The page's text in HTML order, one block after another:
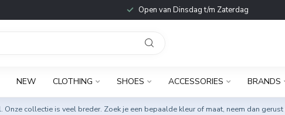
Open van Dinsdag t/m Zaterdag
NEW CLOTHING SHOES ACCESSORIES BRANDS
collectie is veel breder. Zoek je een bepaalde kleur of maat, neem dan gerust